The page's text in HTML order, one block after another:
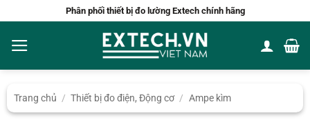
nội
dung
Phân phối thiết bị đo lường Extech chính hãng
Trang chủ / Thiết bị đo điện, Động cơ / Ampe kìm